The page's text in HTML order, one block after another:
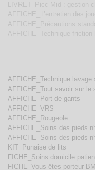
LIVRET_Picc Mid : gestion
AFFICHE_ l’entretien des
AFFICHE_Précautions
AFFICHE_Technique friction
AFFICHE_ Technique lavage
AFFICHE_Tout savoir sur le
AFFICHE_Port de gants
AFFICHE_VRS
AFFICHE_Rougeole
AFFICHE_Soins des pieds
AFFICHE_Soins des pieds
KIT_Punaise de lits
FICHE_Soins domicile
FICHE_Vous êtes porteur